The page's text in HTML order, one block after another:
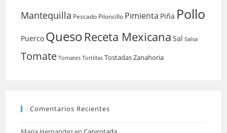
Mantequilla Pescado Piloncillo Pimienta Piña Pollo
Puerco QuesoReceta Mexicana Sal Salsa
Tomate Tomates Tortillas TostadasZanahoria
Comentarios Recientes